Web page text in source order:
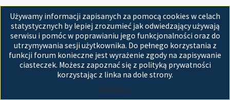
Używamy informacji zapisanych za pomocą cookies w celach
statystycznych by lepiej zrozumieć jak odwiedzający używają
serwisu i pomóc w poprawianiu jego funkcjonalności oraz do
utrzymywania sesji użytkownika. Do pełnego korzystania z
funkcji forum konieczne jest wyrażenie zgody na zapisywanie
ciasteczek. Możesz zapoznać się z polityką prywatności
korzystając z linka na dole strony.
Akceptuję